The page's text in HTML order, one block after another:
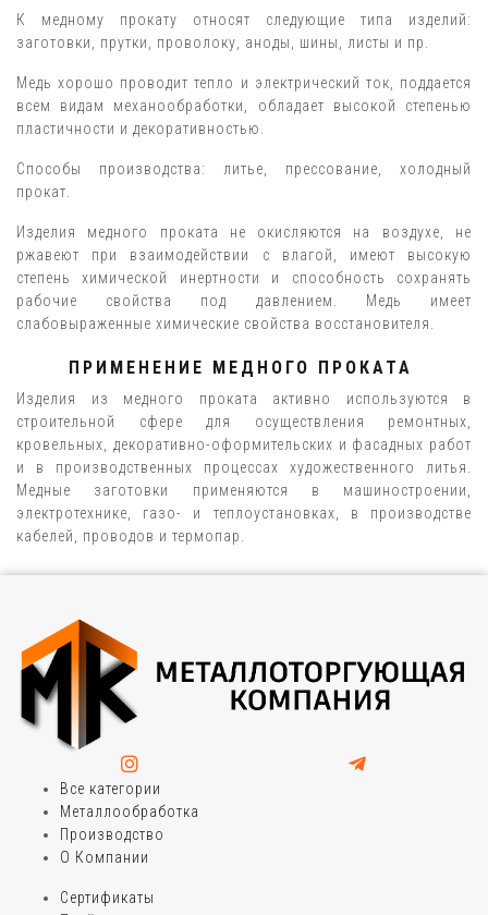
К медному прокату относят следующие типа изделий:
заготовки, прутки, проволоку, аноды, шины, листы и пр.
Медь хорошо проводит тепло и электрический ток, поддается
всем видам механообработки, обладает высокой степенью
пластичности и декоративностью.
Способы производства: литье, прессование, холодный
прокат.
Изделия медного проката не окисляются на воздухе, не
ржавеют при взаимодействии с влагой, имеют высокую
степень химической инертности и способность сохранять
рабочие свойства под давлением. Медь имеет
слабовыраженные химические свойства восстановителя.
ПРИМЕНЕНИЕ МЕДНОГО ПРОКАТА
Изделия из медного проката активно используются в
строительной сфере для осуществления ремонтных,
кровельных, декоративно-оформительских и фасадных работ
и в производственных процессах художественного литья.
Медные заготовки применяются в машиностроении,
электротехнике, газо- и теплоустановках, в производстве
кабелей, проводов и термопар.
Все категории
Металлообработка
Производство
О Компании
Сертификаты